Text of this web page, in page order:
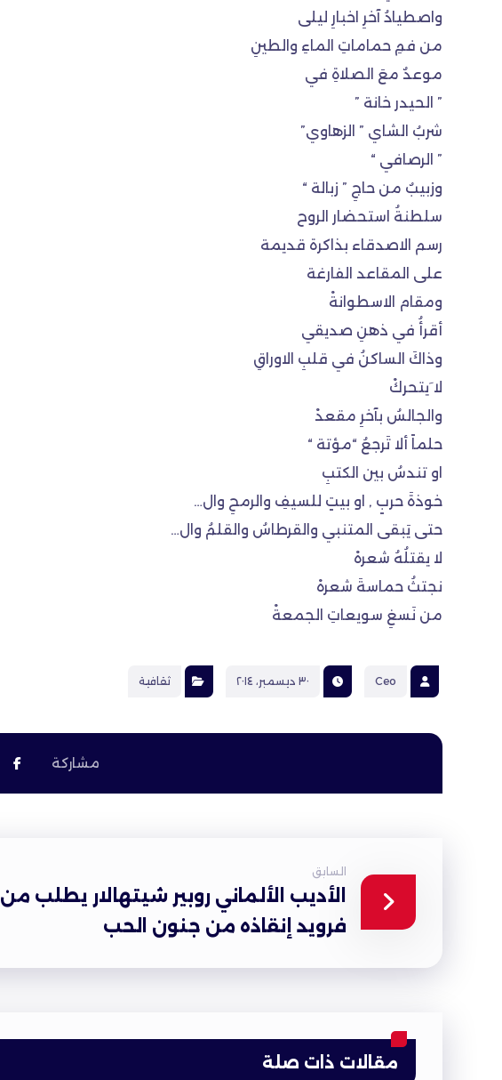
واصطيادُ آخرِ اخبارِ ليلى
من فمِ حماماتِ الماءِ والطينِ
موعدٌ معَ الصلاةِ في
” الحيدر خانة ”
شربُ الشاي ” الزهاوي”
” الرصافي “
وزبيبٌ من حاجِ ” زبالة “
سلطنةُ استحضار الروح
رسم الاصدقاء بذاكرة قديمة
على المقاعد الفارغة
ومقام الاسطوانةْ
أقرأُ في ذهنِ صديقي
وذاكَ الساكنُ في قلبِ الاوراقِ
لا َيتحركْ
والجالسُ بآخرِ مقعدْ
حلماً ألا تَرجعُ “مؤتة “
او تندسُ بين الكتبِ
خوذةَ حربٍ , او بيتٍ للسيفِ والرمحِ وال…
حتى يَبقى المتنبي والقرطاسُ والقلمُ وال…
لا يقتلُهُ شعرهْ
نجتثُ حماسةَ شعرهْ
من نَسغِ سويعاتِ الجمعةْ
Ceo ٣٠ ديسمبر، ٢٠١٤ ثقافية
السابق
الأديب الألماني روبير شيتهالار يطلب من
فرويد إنقاذه من جنون الحب
مقالات ذات صلة